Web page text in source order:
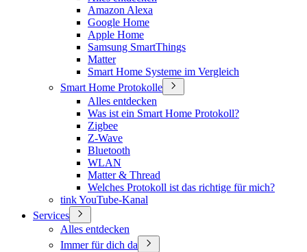
Amazon Alexa
Google Home
Apple Home
Samsung SmartThings
Matter
Smart Home Systeme im Vergleich
Smart Home Protokolle
Alles entdecken
Was ist ein Smart Home Protokoll?
Zigbee
Z-Wave
Bluetooth
WLAN
Matter & Thread
Welches Protokoll ist das richtige für mich?
tink YouTube-Kanal
Services
Alles entdecken
Immer für dich da